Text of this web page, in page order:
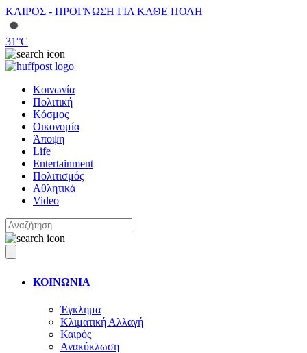
ΚΑΙΡΟΣ - ΠΡΟΓΝΩΣΗ ΓΙΑ ΚΑΘΕ ΠΟΛΗ
31°C
Κοινωνία
Πολιτική
Κόσμος
Οικονομία
Άποψη
Life
Entertainment
Πολιτισμός
Αθλητικά
Video
ΚΟΙΝΩΝΙΑ
Έγκλημα
Κλιματική Αλλαγή
Καιρός
Ανακύκλωση